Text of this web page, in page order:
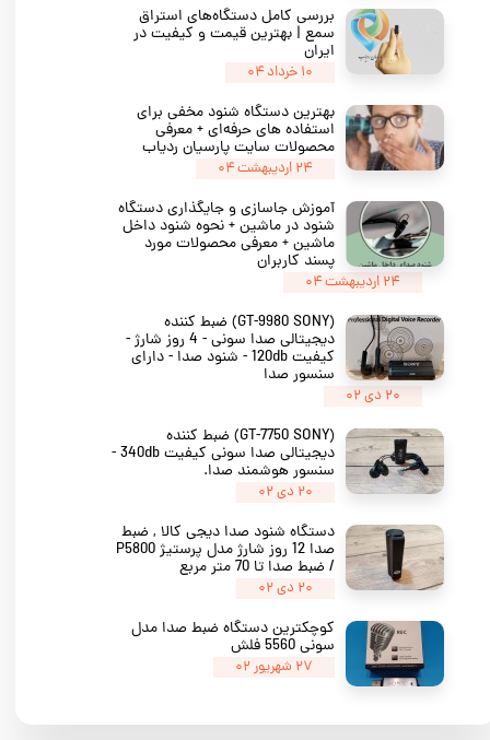
بررسی کامل دستگاه‌های استراق
سمع | بهترین قیمت و کیفیت در
ایران
۱۰ خرداد ۰۴
بهترین دستگاه شنود مخفی برای
استفاده‌ های حرفه‌ای + معرفی
محصولات سایت پارسیان ردیاب
۲۴ اردیبهشت ۰۴
آموزش جاسازی و جایگذاری دستگاه
شنود در ماشین + نحوه شنود داخل
ماشین + معرفی محصولات مورد
پسند کاربران
۲۴ اردیبهشت ۰۴
(GT-9980 SONY) ضبط کننده
دیجیتالی صدا سونی - 4 روز شارژ -
کیفیت 120db - شنود صدا - دارای
سنسور صدا
۲۰ دی ۰۲
(GT-7750 SONY) ضبط کننده
دیجیتالی صدا سونی کیفیت 340db -
سنسور هوشمند صدا.
۲۰ دی ۰۲
دستگاه شنود صدا دیجی کالا , ضبط
صدا 12 روز شارژ مدل پرستیژ P5800
/ ضبط صدا تا 70 متر مربع
۲۰ دی ۰۲
کوچکترین دستگاه ضبط صدا مدل
سونی 5560 فلش
۲۷ شهریور ۰۲